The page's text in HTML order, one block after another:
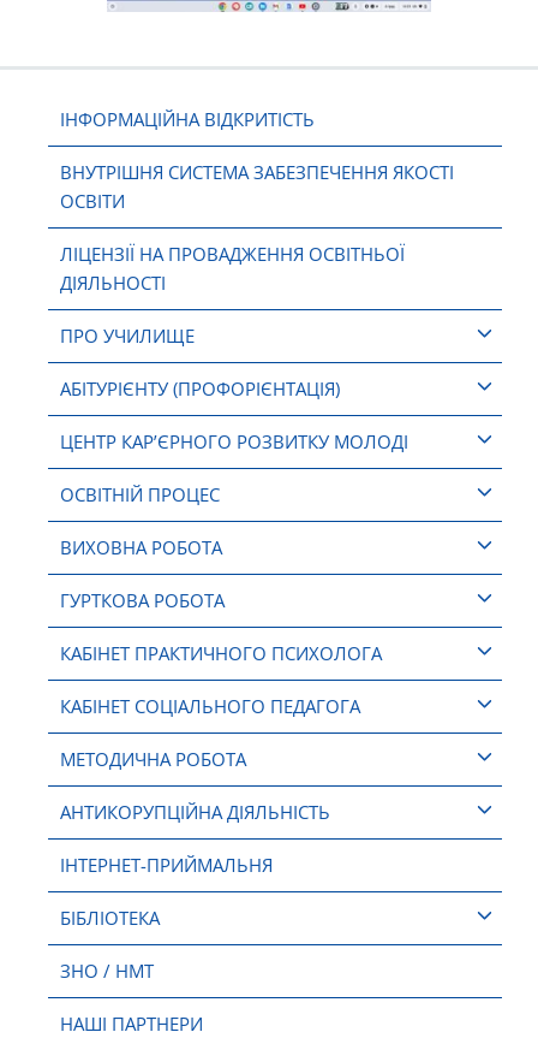
ІНФОРМАЦІЙНА ВІДКРИТІСТЬ
ВНУТРІШНЯ СИСТЕМА ЗАБЕЗПЕЧЕННЯ ЯКОСТІ
ОСВІТИ
ЛІЦЕНЗІЇ НА ПРОВАДЖЕННЯ ОСВІТНЬОЇ
ДІЯЛЬНОСТІ
ПРО УЧИЛИЩЕ
АБІТУРІЄНТУ (ПРОФОРІЄНТАЦІЯ)
ЦЕНТР КАР’ЄРНОГО РОЗВИТКУ МОЛОДІ
ОСВІТНІЙ ПРОЦЕС
ВИХОВНА РОБОТА
ГУРТКОВА РОБОТА
КАБІНЕТ ПРАКТИЧНОГО ПСИХОЛОГА
КАБІНЕТ СОЦІАЛЬНОГО ПЕДАГОГА
МЕТОДИЧНА РОБОТА
АНТИКОРУПЦІЙНА ДІЯЛЬНІСТЬ
ІНТЕРНЕТ-ПРИЙМАЛЬНЯ
БІБЛІОТЕКА
ЗНО / НМТ
НАШІ ПАРТНЕРИ